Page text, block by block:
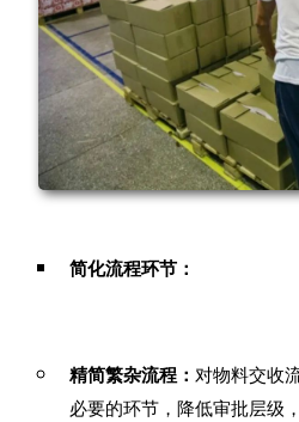
简化流程环节：
精简繁杂流程： 对物料交收
必要的环节，降低审批层级